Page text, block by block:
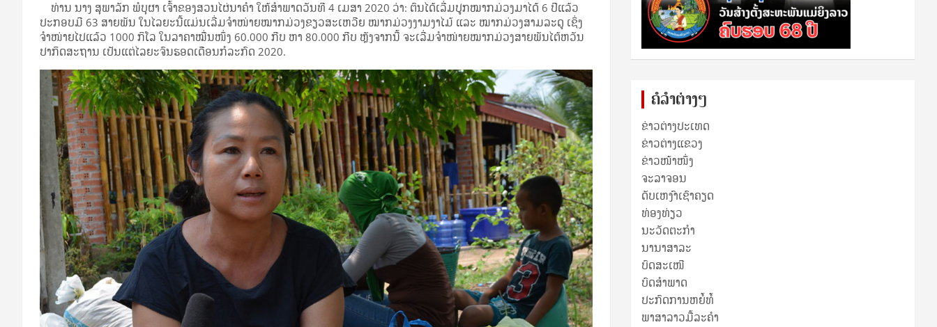
ທ່ານ ນາງ ສຸ­ພາ​ລັກ ພໍ​ບຸ​ຜາ ເຈົ້າ​ຂອງ​ສວນ​ໄຜ່​ນາ​ຄຳ ໃຫ້​ສຳ­ພາດ​ວັນ​ທີ 4 ເມ­ສາ 2020 ວ່າ: ຕົນ​ໄດ້​ເລີ່ມ​ປູກ​ໝາກ­ມ່ວງ​ມາ​ໄດ້ 6 ປີ​ແລ້ວ
ປະ­ກອບ​ມີ 63 ສາຍ​ພັນ ໃນ​ໄລ­ຍະ​ນີ້​ແມ່ນ​ເລີ່ມ​ຈຳ­ໜ່າຍ​ໝາກ­ມ່ວງ​ຂຽວ​ສະ­ເຫວີຍ ໝາກ­ມ່ວງ​ງາມ​ງາ​ໄມ້ ແລະ ໝາກ­ມ່ວງ​ສາມ​ລະ­ດູ ເຊິ່ງ​
ຈຳ­ໜ່າຍ​ໄປ​ແລ້ວ 1000 ກິ​ໂລ ໃນ​ລາ­ຄາ​ໝື່ນ​ໜຶ່ງ 60.000 ກີບ ຫາ 80.000 ກີບ ຫຼັງ​ຈາກ​ນີ້ ຈະ​ເລີ່ມ​ຈຳ­ໜ່າຍ​ໝາກ­ມ່ວງ​ສາຍ​ພັນ​ໄຕ້​ຫວັນ
ປາ​ກິດ​ສະ­ຖານ ເປັນ​ແຕ່​ໄລ­ຍະ​ຈົນ​ຮອດ​ເດືອນ​ກໍ­ລະ­ກົດ 2020.
ຄໍລຳຕ່າງໆ
ຂ່າວຕ່າງປະເທດ
ຂ່າວ​ຕ່າງ​ແຂວງ
ຂ່າວໜ້າໜຶ່ງ
ຈະລາຈອນ
ດັບເຫງົາເຊົາຄຽດ
ທ່ອງທ່ຽວ
ນະວັດຕະກໍາ
ນານາສາລະ
ບົດສະເໜີ
ບົດສໍາພາດ
ປະກົດການຫຍໍ້ທໍ້
ພາສາລາວມື້ລະຄຳ